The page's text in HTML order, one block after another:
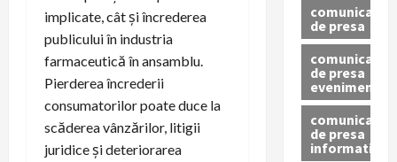
implicate, cât și încrederea
publicului în industria
farmaceutică în ansamblu.
Pierderea încrederii
consumatorilor poate duce la
scăderea vânzărilor, litigii
juridice și deteriorarea
comunicat
de presa
comunicat
de presa
eveniment
comunicat
de presa
informativ